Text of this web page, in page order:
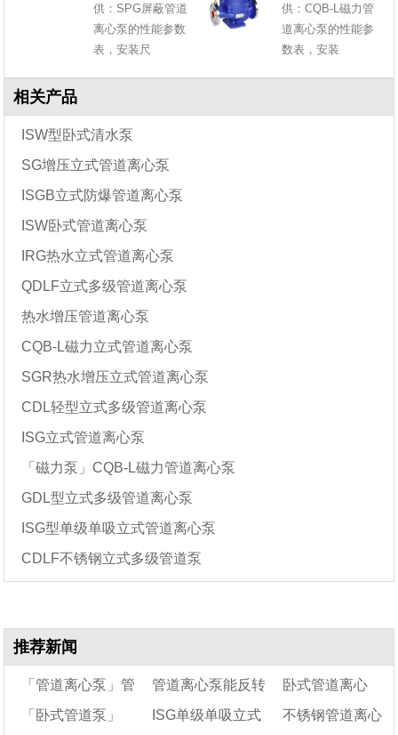
供：SPG屏蔽管道
离心泵的性能参数
表，安装尺
供：CQB-L磁力管
道离心泵的性能参
数表，安装
相关产品
ISW型卧式清水泵
SG增压立式管道离心泵
ISGB立式防爆管道离心泵
ISW卧式管道离心泵
IRG热水立式管道离心泵
QDLF立式多级管道离心泵
热水增压管道离心泵
CQB-L磁力立式管道离心泵
SGR热水增压立式管道离心泵
CDL轻型立式多级管道离心泵
ISG立式管道离心泵
「磁力泵」CQB-L磁力管道离心泵
GDL型立式多级管道离心泵
ISG型单级单吸立式管道离心泵
CDLF不锈钢立式多级管道泵
推荐新闻
「管道离心泵」管
道泵选型基本依据和
管道离心泵能反转 卧式管道离心
泵：常见故障分析
「卧式管道泵」 ISG单级单吸立式 不锈钢管道离心